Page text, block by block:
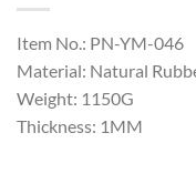
Item No.: PN-YM-046
Material: Natural
Weight: 1150G
Thickness: 1MM